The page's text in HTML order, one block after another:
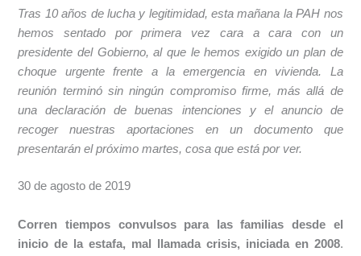
Tras 10 años de lucha y legitimidad, esta mañana la PAH nos
hemos sentado por primera vez cara a cara con un
presidente del Gobierno, al que le hemos exigido un plan de
choque urgente frente a la emergencia en vivienda. La
reunión terminó sin ningún compromiso firme, más allá de
una declaración de buenas intenciones y el anuncio de
recoger nuestras aportaciones en un documento que
presentarán el próximo martes, cosa que está por ver.
30 de agosto de 2019
Corren tiempos convulsos para las familias desde el
inicio de la estafa, mal llamada crisis, iniciada en 2008.